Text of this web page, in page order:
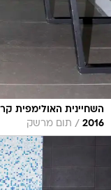
השחיינית האולימפית
2016
/ תום מרשק